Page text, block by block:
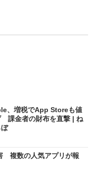
、増税でApp Storeも値
課金者の財布を直撃 | ね
ぼ
複数の人気アプリが報